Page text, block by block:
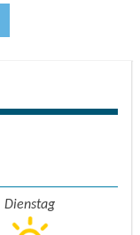
Dienstag